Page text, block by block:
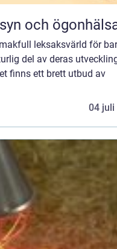
och
leksaksvärld för
del av deras
finns ett brett utbud av
04 juli